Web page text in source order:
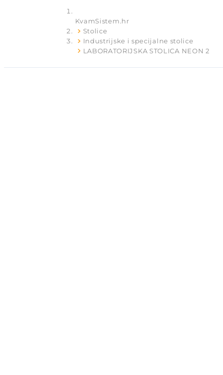
KvamSistem.hr
Stolice
Industrijske i specijalne stolice
LABORATORIJSKA STOLICA NEON 2